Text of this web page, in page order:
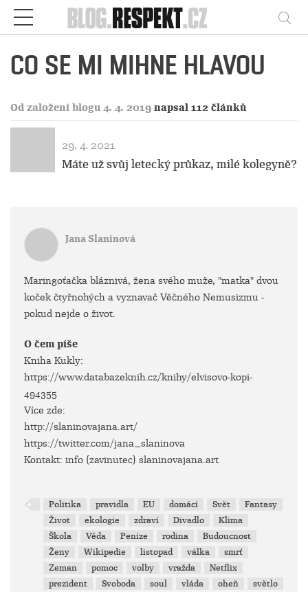
Respekt
CO SE MI MIHNE HLAVOU
Od založení blogu 4. 4. 2019 napsal 112 článků
29. 4. 2021
Máte už svůj letecký průkaz, milé kolegyně?
Jana Slaninová
Maringoťačka bláznivá, žena svého muže, "matka" dvou
koček čtyřnohých a vyznavač Věčného Nemusizmu -
pokud nejde o život.
O čem píše
Kniha Kukly:
https://www.databazeknih.cz/knihy/elvisovo-kopi-
494355
Více zde:
http://slaninovajana.art/
https://twitter.com/jana_slaninova
Kontakt: info (zavinutec) slaninovajana.art
Politika pravidla EU domácí Svět
Fantasy
Život
ekologie zdraví Divadlo
Klima
Škola
Věda Peníze rodina
Budoucnost
Ženy
Wikipedie listopad válka
smrť
Zeman
pomoc volby vražda
Netflix
prezident
Svoboda soul vláda oheň
světlo